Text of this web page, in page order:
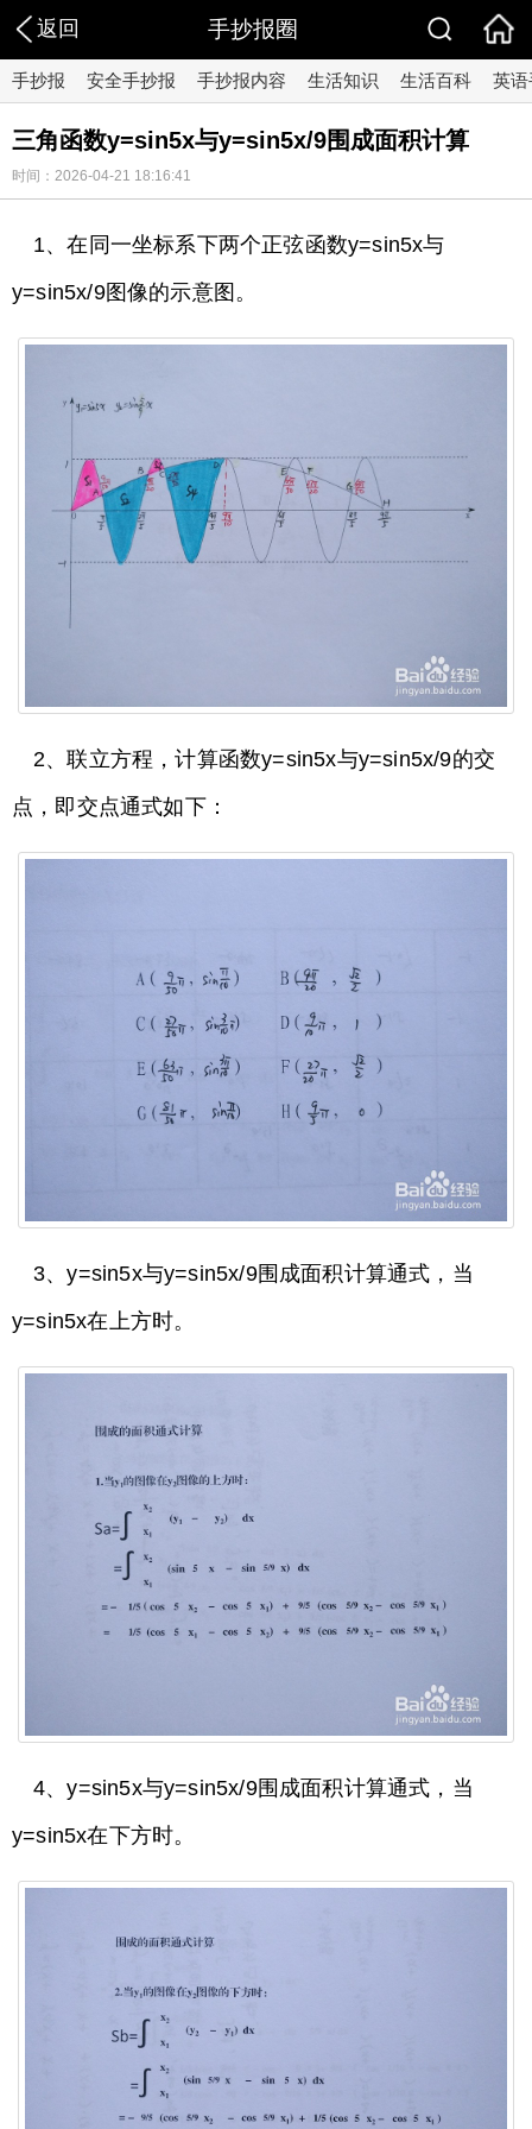
返回 手抄报圈
手抄报 安全手抄报 手抄报内容 生活知识 生活百科 英
三角函数y=sin5x与y=sin5x/9围成面积计算
时间：2026-04-21 18:16:41
1、在同一坐标系下两个正弦函数y=sin5x与
y=sin5x/9图像的示意图。
2、联立方程，计算函数y=sin5x与y=sin5x/9的交
点，即交点通式如下：
3、y=sin5x与y=sin5x/9围成面积计算通式，当
y=sin5x在上方时。
4、y=sin5x与y=sin5x/9围成面积计算通式，当
y=sin5x在下方时。